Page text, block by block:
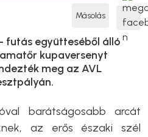
Másolás
futás együtteséből álló
kupaversenyt
meg az AVL
barátságosabb arcát
az erős északi szél